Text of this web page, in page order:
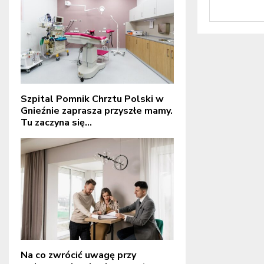
Szpital Pomnik Chrztu Polski w
Gnieźnie zaprasza przyszłe mamy.
Tu zaczyna się...
Na co zwrócić uwagę przy